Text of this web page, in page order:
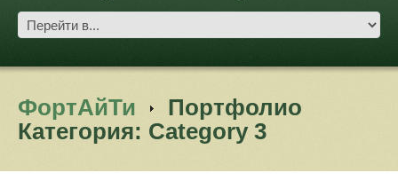
ФортАйТи
Портфолио
Категория: Category 3